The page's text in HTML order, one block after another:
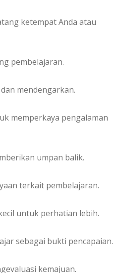
ketempat Anda atau
pembelajaran.
mendengarkan.
memperkaya pengalaman
umpan balik.
terkait pembelajaran.
untuk perhatian lebih.
sebagai bukti pencapaian.
kemajuan.